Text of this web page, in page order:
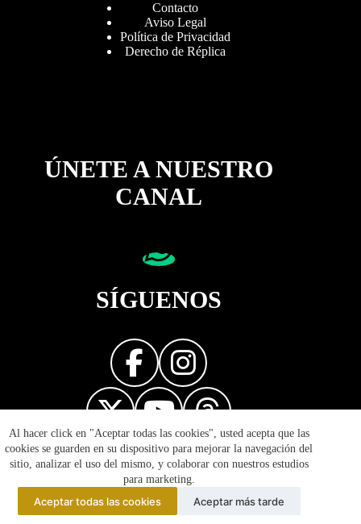
Al hacer click en "Aceptar todas las cookies", usted acepta que las
cookies se guarden en su dispositivo para mejorar la navegación del
sitio, analizar el uso del mismo, y colaborar con nuestros estudios
para marketing.
Aceptar todas las cookies Aceptar más tarde
Contacto
Aviso Legal
Política de Privacidad
Derecho de Réplica
ÚNETE A NUESTRO
CANAL
SÍGUENOS
Diseñador web
© 2026 Reflejos de la Política - Prohibida la reproducción